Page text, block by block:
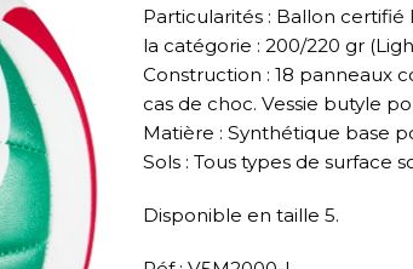
Particularités : Ballon
la catégorie : 200/220 gr
Construction : 18 panneaux
cas de choc. Vessie butyle
Matière : Synthétique base
Sols : Tous types de surface
Disponible en taille 5.